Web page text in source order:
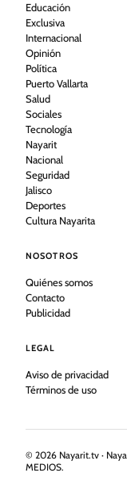
Educación
Exclusiva
Internacional
Opinión
Política
Puerto Vallarta
Salud
Sociales
Tecnología
Nayarit
Nacional
Seguridad
Jalisco
Deportes
Cultura Nayarita
NOSOTROS
Quiénes somos
Contacto
Publicidad
LEGAL
Aviso de privacidad
Términos de uso
© 2026 Nayarit.tv ·
MEDIOS.